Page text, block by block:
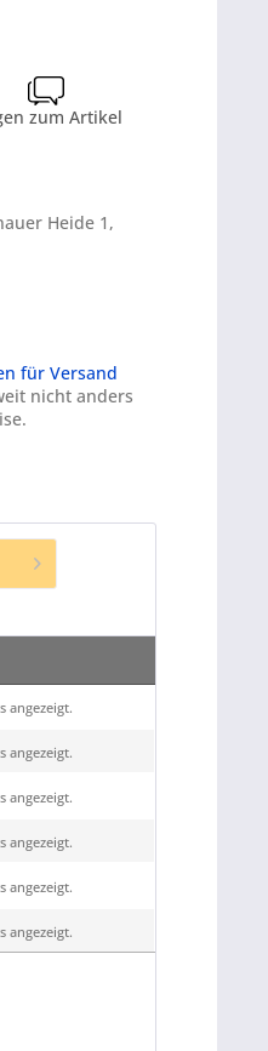
zum Artikel
Heide 1,
für Versand
nicht anders
angezeigt.
angezeigt.
angezeigt.
angezeigt.
angezeigt.
angezeigt.